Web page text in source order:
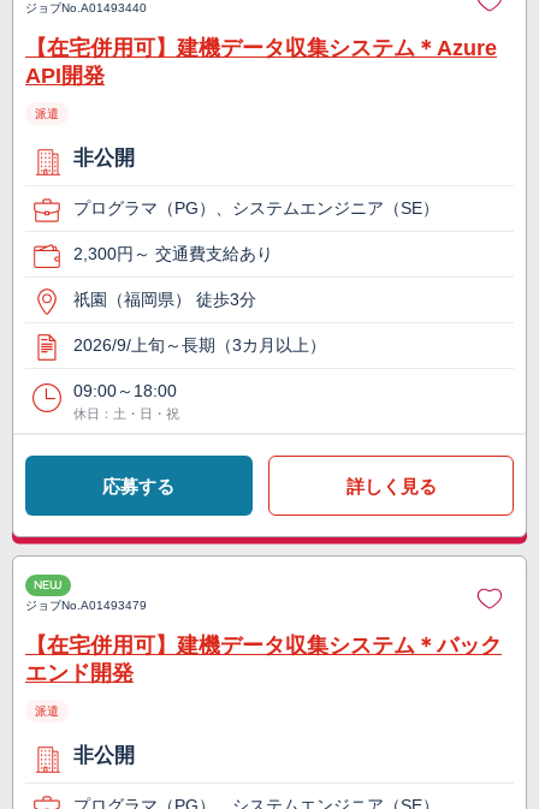
ジョブNo.A01493440
【在宅併用可】建機データ収集システム＊Azure
API開発
派遣
非公開
プログラマ（PG）、システムエンジニア（SE）
2,300円～ 交通費支給あり
祇園（福岡県） 徒歩3分
2026/9/上旬～長期（3カ月以上）
09:00～18:00
休日：土・日・祝
応募する 詳しく見る
NEW
ジョブNo.A01493479
【在宅併用可】建機データ収集システム＊バック
エンド開発
派遣
非公開